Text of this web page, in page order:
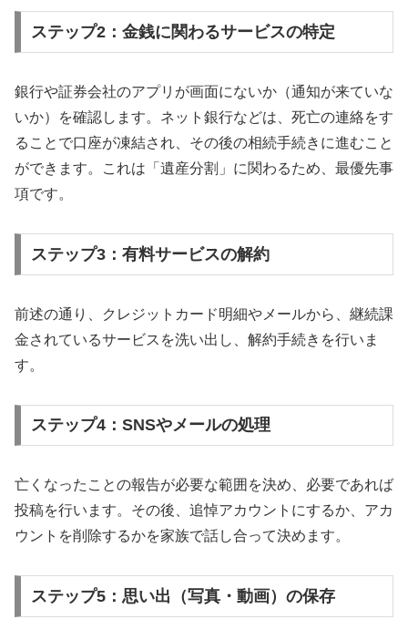
ステップ2：金銭に関わるサービスの特定
銀行や証券会社のアプリが画面にないか（通知が来ていな
いか）を確認します。ネット銀行などは、死亡の連絡をす
ることで口座が凍結され、その後の相続手続きに進むこと
ができます。これは「遺産分割」に関わるため、最優先事
項です。
ステップ3：有料サービスの解約
前述の通り、クレジットカード明細やメールから、継続課
金されているサービスを洗い出し、解約手続きを行いま
す。
ステップ4：SNSやメールの処理
亡くなったことの報告が必要な範囲を決め、必要であれば
投稿を行います。その後、追悼アカウントにするか、アカ
ウントを削除するかを家族で話し合って決めます。
ステップ5：思い出（写真・動画）の保存